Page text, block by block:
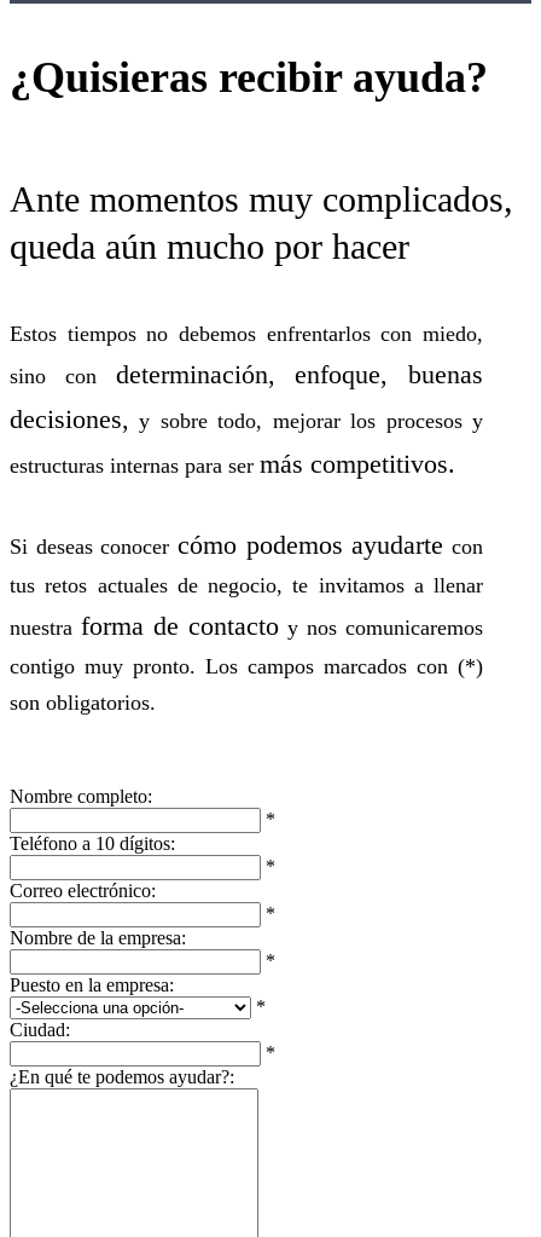
¿Quisieras recibir ayuda?
Ante momentos muy complicados,
queda aún mucho por hacer
Estos tiempos no debemos enfrentarlos con miedo,
sino con determinación, enfoque, buenas
decisiones, y sobre todo, mejorar los procesos y
estructuras internas para ser más competitivos.
Si deseas conocer cómo podemos ayudarte con
tus retos actuales de negocio, te invitamos a llenar
nuestra forma de contacto y nos comunicaremos
contigo muy pronto. Los campos marcados con (*)
son obligatorios.
Nombre completo:
*
Teléfono a 10 dígitos:
*
Correo electrónico:
*
Nombre de la empresa:
*
Puesto en la empresa:
*
Ciudad:
*
¿En qué te podemos ayudar?: